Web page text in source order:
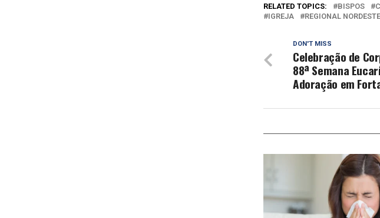
RELATED TOPICS: BISPOS
IGREJA
REGIONAL NORDESTE
DON'T MISS
Celebração de
88ª Semana
Adoração em